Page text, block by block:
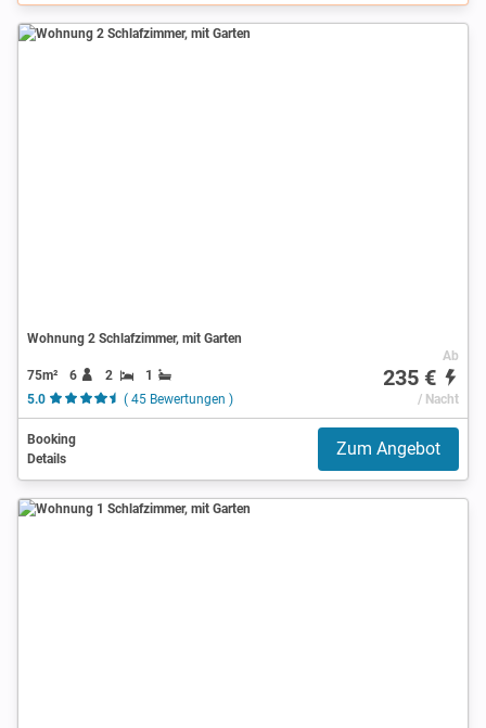
Wohnung 2 Schlafzimmer, mit Garten
75m² 6 2
1
5.0
( 45 Bewertungen )
Ab
235 €
/ Nacht
Booking
Details
Zum Angebot